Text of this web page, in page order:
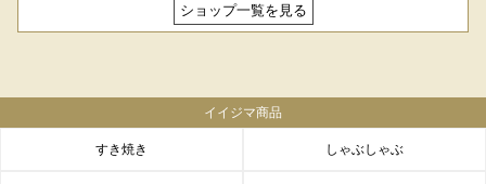
ショップ一覧を見る
イイジマ商品
すき焼き しゃぶしゃぶ